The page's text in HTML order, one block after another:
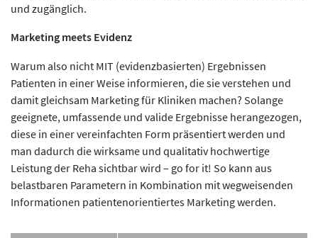
und zugänglich.
Marketing meets Evidenz
Warum also nicht MIT (evidenzbasierten) Ergebnissen
Patienten in einer Weise informieren, die sie verstehen und
damit gleichsam Marketing für Kliniken machen? Solange
geeignete, umfassende und valide Ergebnisse herangezogen,
diese in einer vereinfachten Form präsentiert werden und
man dadurch die wirksame und qualitativ hochwertige
Leistung der Reha sichtbar wird – go for it! So kann aus
belastbaren Parametern in Kombination mit wegweisenden
Informationen patientenorientiertes Marketing werden.